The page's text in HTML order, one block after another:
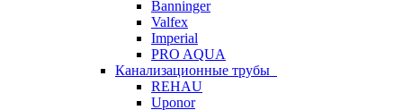
Banninger
Valfex
Imperial
PRO AQUA
Канализационные трубы
REHAU
Uponor